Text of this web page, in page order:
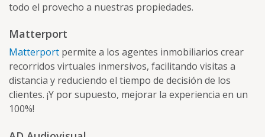
todo el provecho a nuestras propiedades.
Matterport
Matterport permite a los agentes inmobiliarios crear
recorridos virtuales inmersivos, facilitando visitas a
distancia y reduciendo el tiempo de decisión de los
clientes. ¡Y por supuesto, mejorar la experiencia en un
100%!